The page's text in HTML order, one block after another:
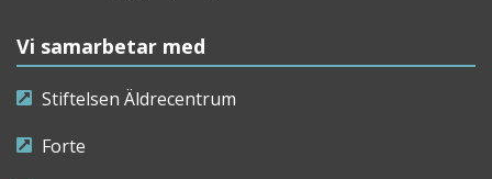
Vi samarbetar med
Stiftelsen Äldrecentrum
Forte